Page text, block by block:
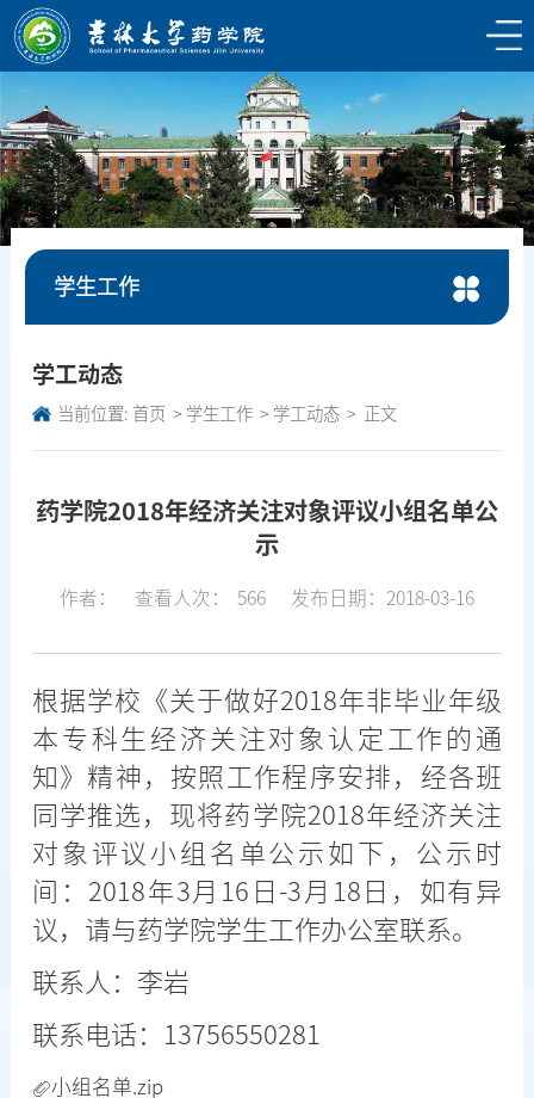
学生工作
学工动态
当前位置: 首页 学生工作 学工动态 正文
药学院2018年经济关注对象评议小组名单公
示
作者： 查看人次： 566 发布日期：2018-03-16
根据学校《关于做好2018年非毕业年级
本专科生经济关注对象认定工作的通
知》精神，按照工作程序安排，经各班
同学推选，现将药学院2018年经济关注
对象评议小组名单公示如下，公示时
间：2018年3月16日-3月18日，如有异
议，请与药学院学生工作办公室联系。
联系人：李岩
联系电话：13756550281
小组名单.zip